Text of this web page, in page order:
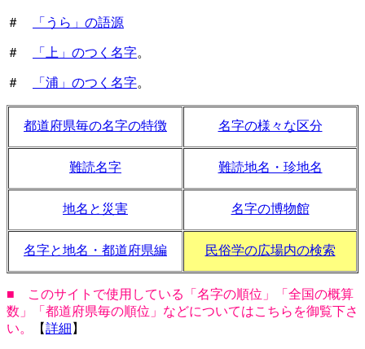
＃ 「うら」の語源
＃ 「上」のつく名字。
＃ 「浦」のつく名字。
都道府県毎の名字の特徴 名字の様々な区分
難読名字 難読地名・珍地名
地名と災害 名字の博物館
名字と地名・都道府県編 民俗学の広場内の検索
■ このサイトで使用している「名字の順位」「全国の概算
数」「都道府県毎の順位」などについてはこちらを御覧下さ
い。
【詳細 】